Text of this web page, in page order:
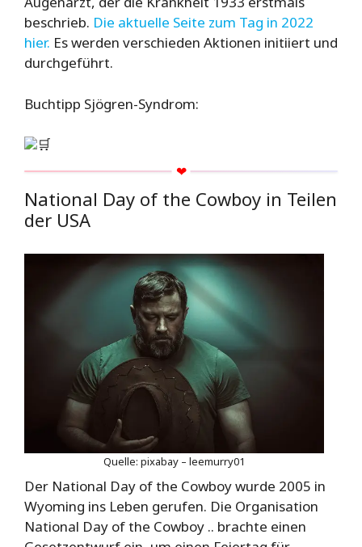
beschrieb. Die aktuelle Seite zum Tag in 2022
hier. Es werden verschieden Aktionen initiiert und
durchgeführt.
Buchtipp Sjögren-Syndrom:
🛒
National Day of the Cowboy in Teilen
der USA
Quelle: pixabay – leemurry01
Der National Day of the Cowboy wurde 2005 in
Wyoming ins Leben gerufen. Die Organisation
National Day of the Cowboy .. brachte einen